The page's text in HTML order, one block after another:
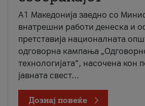
A1 Македонија заедно со
внатрешни работи денеска и
претставија националната
одговорна кампања
технологијата“, насочена кон
јавната свест...
Дознај повеќе